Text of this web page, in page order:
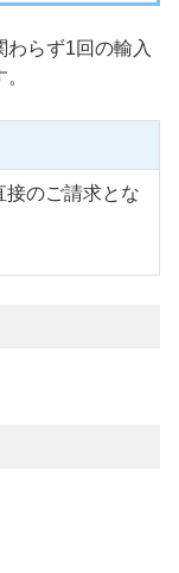
らず1回の輸入
接のご請求とな